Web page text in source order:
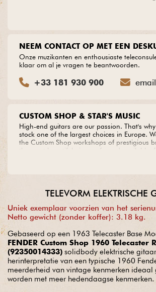
CUSTOM SHOP & STAR'S MUSIC
High-end guitars are our passion. That's
stock one of the largest choices in Europe.
the Custom Shop workshops of prestigious
the most beautiful pieces of wood available,
create our own models. Do you dream of
guitar? Entrust us with your project with
NEEM CONTACT OP MET EEN
Onze muzikanten en enthousiaste
klaar om al je vragen te beantwoorden.
+33 181 930 900 email
TELEVORM ELEKTRISCHE
Uniek exemplaar voorzien van het
Netto gewicht (zonder koffer): 3.18 kg.
Gebaseerd op een 1963 Telecaster Base
FENDER Custom Shop 1960 Telecaster
(92350014333) solidbody elektrische
herinterpretatie van een typische 1960
meerderheid van vintage kenmerken ideaal
worden met meer hedendaagse kenmerken.